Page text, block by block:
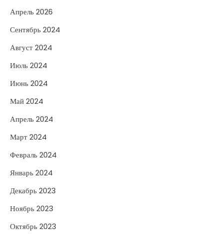
Апрель 2026
Сентябрь 2024
Август 2024
Июль 2024
Июнь 2024
Май 2024
Апрель 2024
Март 2024
Февраль 2024
Январь 2024
Декабрь 2023
Ноябрь 2023
Октябрь 2023